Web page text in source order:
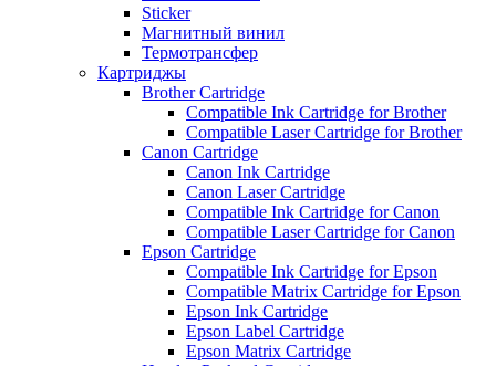
Sticker
Магнитный винил
Термотрансфер
Картриджы
Brother Cartridge
Compatible Ink Cartridge for Brother
Compatible Laser Cartridge for Brother
Canon Cartridge
Canon Ink Cartridge
Canon Laser Cartridge
Compatible Ink Cartridge for Canon
Compatible Laser Cartridge for Canon
Epson Cartridge
Compatible Ink Cartridge for Epson
Compatible Matrix Cartridge for Epson
Epson Ink Cartridge
Epson Label Cartridge
Epson Matrix Cartridge